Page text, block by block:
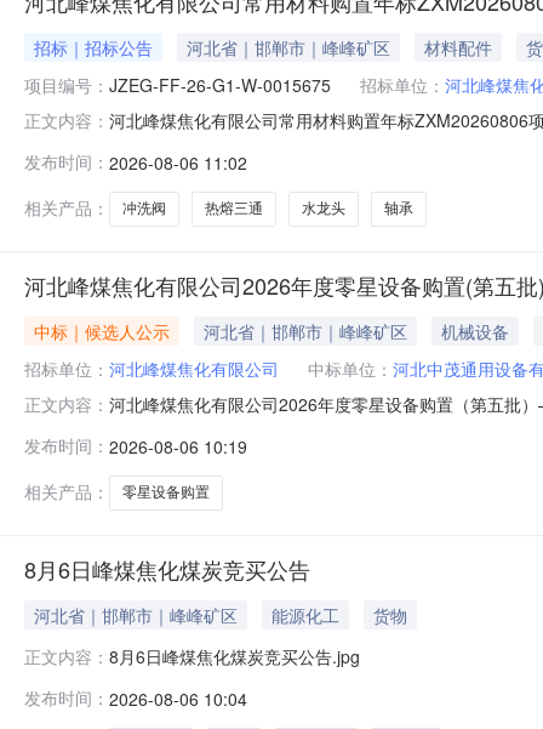
招标｜招标公告 河北省｜邯郸市｜峰峰矿区 材料配件
项目编号： JZEG-FF-26-G1-W-0015675 招标单位： 河北峰煤焦
正文内容： 河北峰煤焦化有限公司常用材料购置年标
NU3141盘自接到需方通知三十日内到货B12轴承63111
发布时间： 2026-08-06 11:02
相关产品：
冲洗阀 热熔三通 水龙头 轴承
河北峰煤焦化有限公司2026年度零星设备购置(第五
中标｜候选人公示 河北省｜邯郸市｜峰峰矿区
机械设备
招标单位： 河北峰煤焦化有限公司 中标单位： 河北中茂通用设备
正文内容： 河北峰煤焦化有限公司2026年度零星设备购置（第五批
中能源集团电子招标投标交易平台公示开始日期：2026
会信用代
发布时间： 2026-08-06 10:19
相关产品：
零星设备购置
8月6日峰煤焦化煤炭竞买公告
河北省｜邯郸市｜峰峰矿区 能源化工
货物
正文内容： 8月6日峰煤焦化煤炭竞买公告.jpg
发布时间： 2026-08-06 10:04